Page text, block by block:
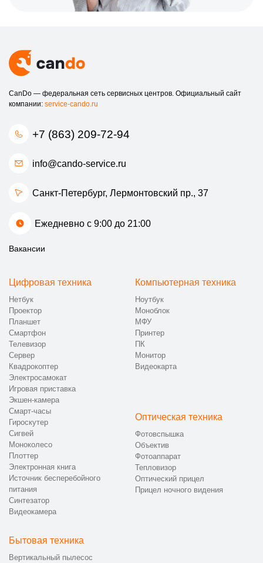
CanDo — федеральная сеть сервисных центров. Официальный сайт
компании: service-cando.ru
+7 (863) 209-72-94
info@cando-service.ru
Санкт-Петербург, Лермонтовский пр., 37
Ежедневно с 9:00 до 21:00
Вакансии
Цифровая техника
Нетбук
Проектор
Планшет
Смартфон
Телевизор
Сервер
Квадрокоптер
Электросамокат
Игровая приставка
Экшен-камера
Смарт-часы
Гироскутер
Сигвей
Моноколесо
Плоттер
Электронная книга
Источник бесперебойного
питания
Синтезатор
Видеокамера
Компьютерная техника
Ноутбук
Моноблок
МФУ
Принтер
ПК
Монитор
Видеокарта
Оптическая техника
Фотовспышка
Объектив
Фотоаппарат
Тепловизор
Оптический прицел
Прицел ночного видения
Бытовая техника
Вертикальный пылесос